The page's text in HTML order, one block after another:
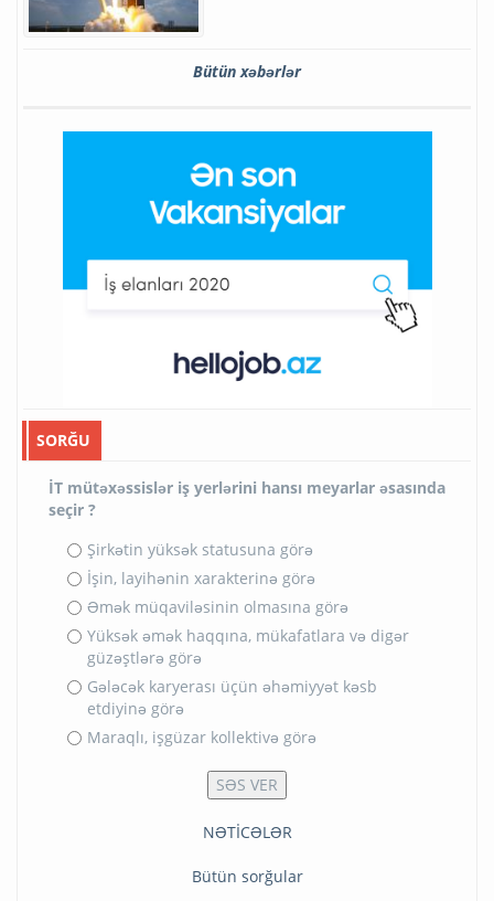
Bütün xəbərlər
SORĞU
İT mütəxəssislər iş yerlərini hansı meyarlar əsasında
seçir ?
Şirkətin yüksək statusuna görə
İşin, layihənin xarakterinə görə
Əmək müqaviləsinin olmasına görə
Yüksək əmək haqqına, mükafatlara və digər
güzəştlərə görə
Gələcək karyerası üçün əhəmiyyət kəsb
etdiyinə görə
Maraqlı, işgüzar kollektivə görə
NƏTİCƏLƏR
Bütün sorğular